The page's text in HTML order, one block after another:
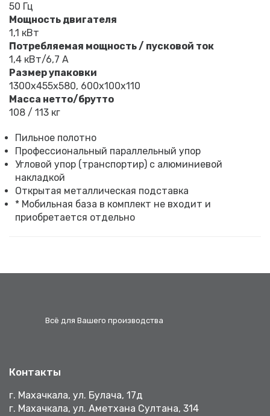
50 Гц
Мощность двигателя
1,1 кВт
Потребляемая мощность / пусковой ток
1,4 кВт/6,7 А
Размер упаковки
1300х455х580, 600х100х110
Масса нетто/брутто
108 / 113 кг
Пильное полотно
Профессиональный параллельный упор
Угловой упор (транспортир) с алюминиевой
накладкой
Открытая металлическая подставка
* Мобильная база в комплект не входит и
приобретается отдельно
Всё для Вашего производства
Контакты
г. Махачкала, ул. Булача, 17д
г. Махачкала, ул. Аметхана Султана, 314